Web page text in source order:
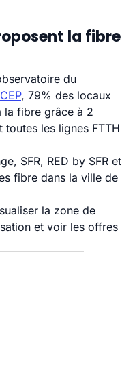
la fibre
du
, 79% des locaux
la fibre grâce à 2
les lignes FTTH
SFR, RED by SFR et
fibre dans la ville de
la zone de
et voir les offres